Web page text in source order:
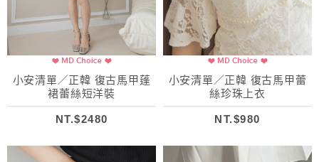
小安清單／正韓 復古馬甲蓬
裙蕾絲短洋裝
NT.$2480
小安清單／正韓 復古馬甲蕾
絲珍珠上衣
NT.$980